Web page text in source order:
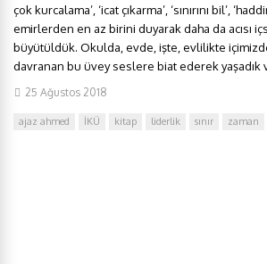
çok kurcalama’, ‘icat çıkarma’, ‘sınırını bil’,
emirlerden en az birini duyarak daha da acısı
büyütüldük. Okulda, evde, işte, evlilikte
davranan bu üvey seslere biat ederek yaşadık
25 Ağustos 2018
ajaz ahmed İKÜ kitap liderlik sınır zaman